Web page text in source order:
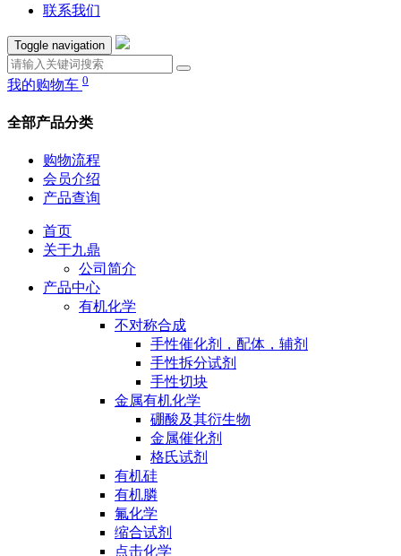
联系我们
Toggle navigation
我的购物车 0
全部产品分类
购物流程
会员介绍
产品查询
首页
关于九鼎
公司简介
产品中心
有机化学
不对称合成
手性催化剂，配体，辅剂
手性拆分试剂
手性切块
金属有机化学
硼酸及其衍生物
金属催化剂
格氏试剂
有机硅
有机膦
氟化学
缩合试剂
点击化学